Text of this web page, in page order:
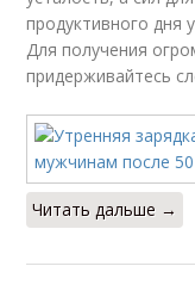
продуктивного дня
Для получения
придерживайтесь
Читать дальше →